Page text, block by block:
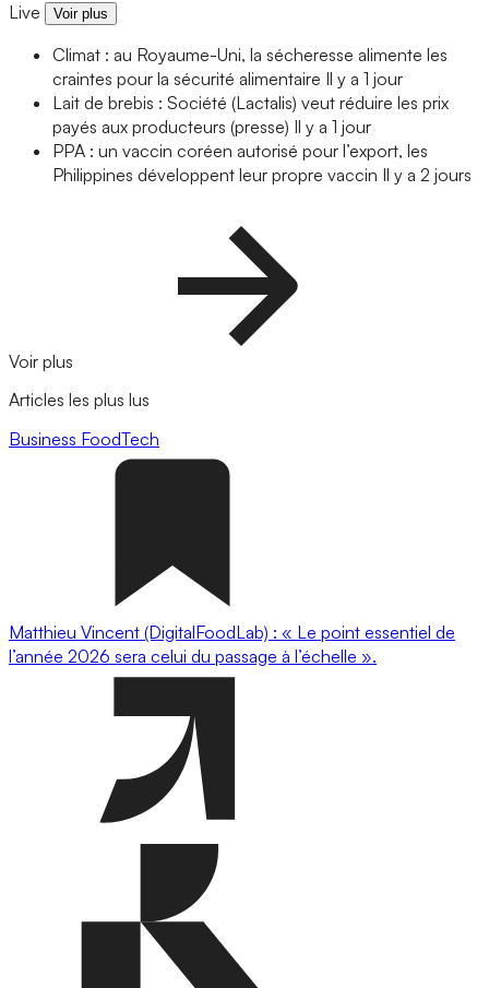
Live Voir plus
Climat : au Royaume-Uni, la sécheresse alimente les
craintes pour la sécurité alimentaire Il y a 1 jour
Lait de brebis : Société (Lactalis) veut réduire les prix
payés aux producteurs (presse) Il y a 1 jour
PPA : un vaccin coréen autorisé pour l’export, les
Philippines développent leur propre vaccin Il y a 2 jours
Voir plus
Articles les plus lus
Business FoodTech
Matthieu Vincent (DigitalFoodLab) : « Le point essentiel de
l’année 2026 sera celui du passage à l’échelle ».